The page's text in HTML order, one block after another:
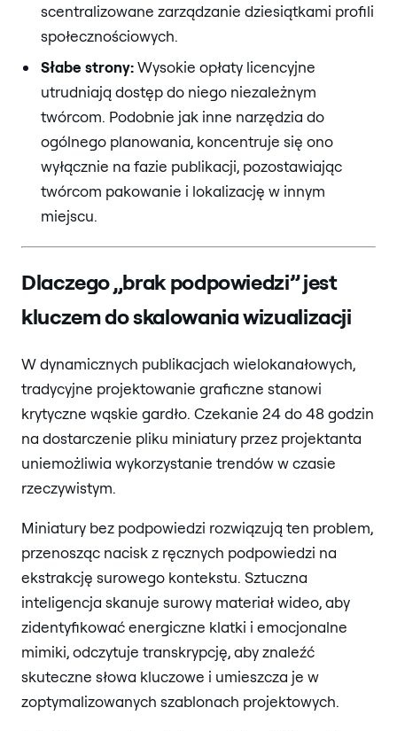
scentralizowane zarządzanie dziesiątkami profili
społecznościowych.
Słabe strony:Wysokie opłaty licencyjne
utrudniają dostęp do niego niezależnym
twórcom. Podobnie jak inne narzędzia do
ogólnego planowania, koncentruje się ono
wyłącznie na fazie publikacji, pozostawiając
twórcom pakowanie i lokalizację w innym
miejscu.
Dlaczego „brak podpowiedzi” jest
kluczem do skalowania wizualizacji
W dynamicznych publikacjach wielokanałowych,
tradycyjne projektowanie graficzne stanowi
krytyczne wąskie gardło. Czekanie 24 do 48 godzin
na dostarczenie pliku miniatury przez projektanta
uniemożliwia wykorzystanie trendów w czasie
rzeczywistym.
Miniatury bez podpowiedzi rozwiązują ten problem,
przenosząc nacisk z ręcznych podpowiedzi na
ekstrakcję surowego kontekstu. Sztuczna
inteligencja skanuje surowy materiał wideo, aby
zidentyfikować energiczne klatki i emocjonalne
mimiki, odczytuje transkrypcję, aby znaleźć
skuteczne słowa kluczowe i umieszcza je w
zoptymalizowanych szablonach projektowych.